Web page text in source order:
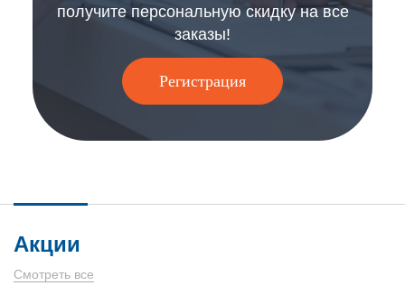
получите персональную скидку на все
заказы!
Регистрация
Акции
Смотреть все